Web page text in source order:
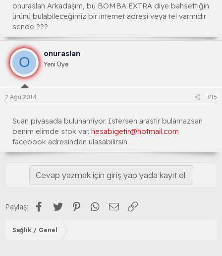
onuraslan Arkadaşım, bu BOMBA EXTRA diye bahsettiğin
ürünü bulabileceğimiz bir internet adresi veya tel varmıdır
sende ???
O
onuraslan
Yeni Üye
2 Ağu 2014 #15
Suan piyasada bulunamiyor. Istersen arastir bulamazsan
benim elimde stok var. hesabigetir@hotmail.com
facebook adresinden ulasabilirsin.
Cevap yazmak için giriş yap yada kayıt ol.
Paylaş: Facebook
Twitter PinterestWhatsApp
E-posta
Sağlık / Genel